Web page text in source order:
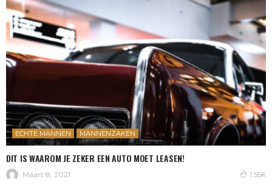
ECHTE MANNEN MANNENZAKEN
DIT IS WAAROM JE ZEKER EEN AUTO MOET LEASEN!
Maart 8, 2021 1.55K